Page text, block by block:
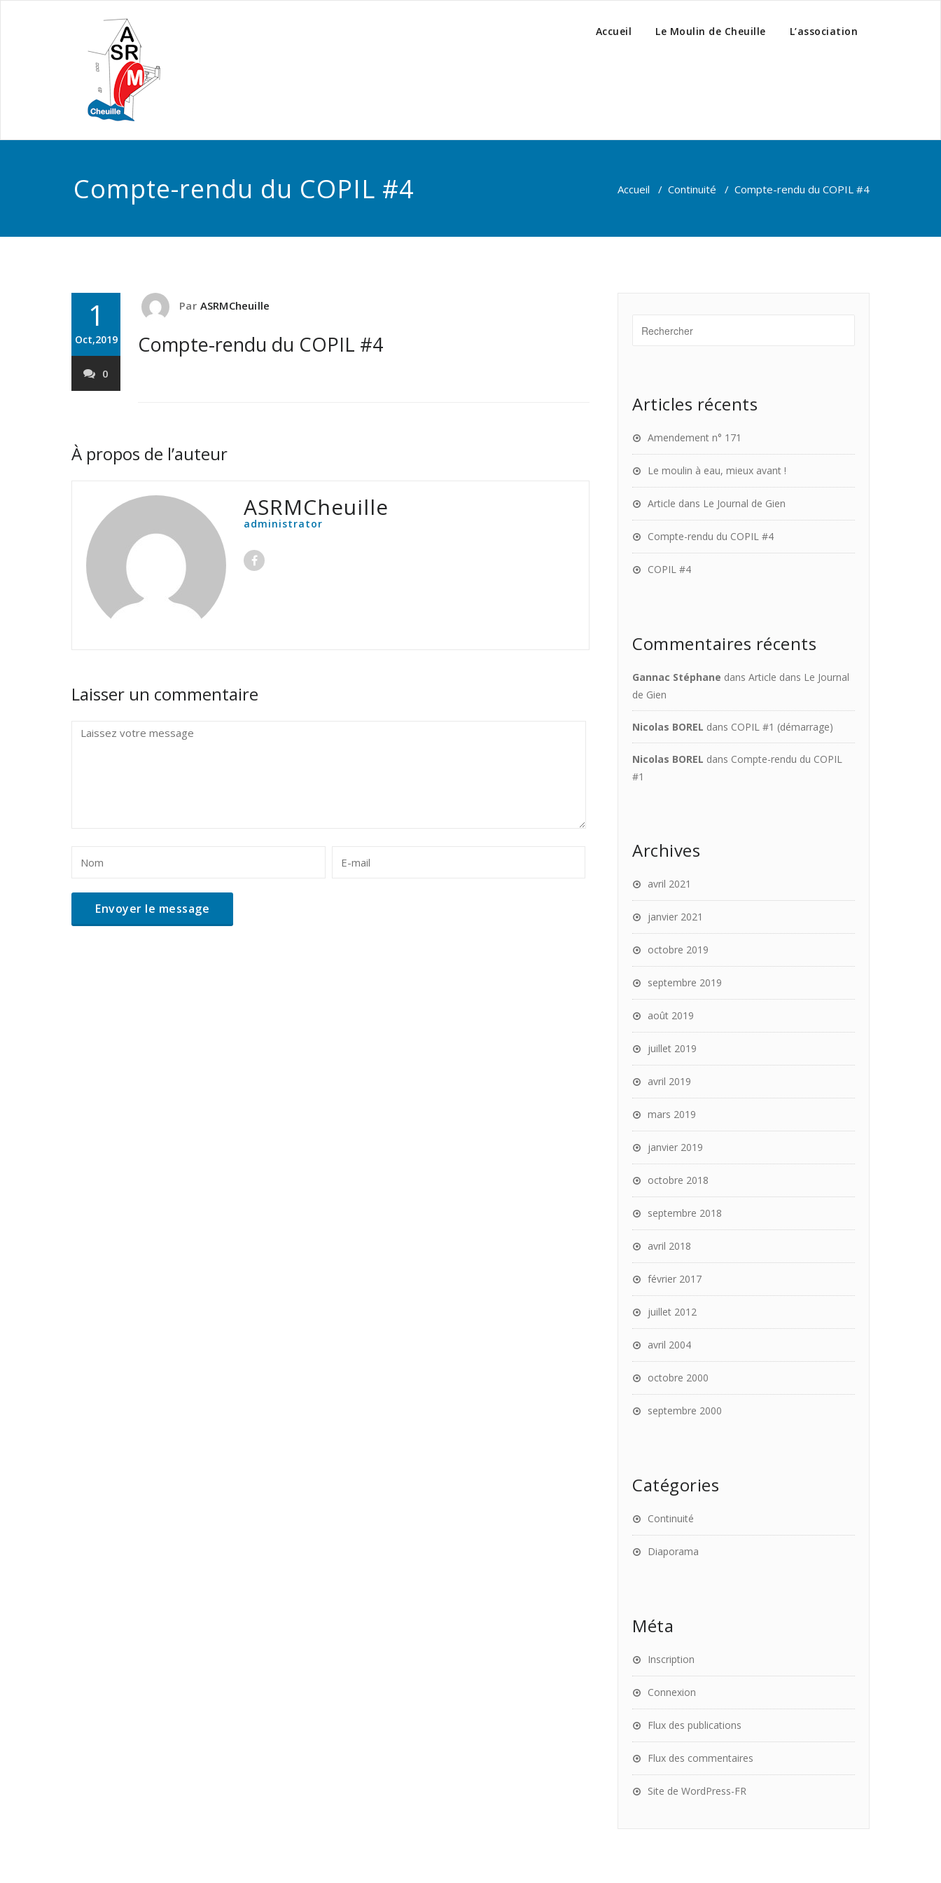
Accueil Le Moulin de Cheuille L’association
Compte-rendu du COPIL #4 Accueil / Continuité / Compte-rendu du COPIL #4
1
Oct,2019
0
Par ASRMCheuille
Compte-rendu du COPIL #4
À propos de l’auteur
ASRMCheuille
administrator
Laisser un commentaire
Articles récents
Amendement n° 171
Le moulin à eau, mieux avant !
Article dans Le Journal de Gien
Compte-rendu du COPIL #4
COPIL #4
Commentaires récents
Gannac Stéphane dans Article dans Le Journal
de Gien
Nicolas BOREL dans COPIL #1 (démarrage)
Nicolas BOREL dans Compte-rendu du COPIL
#1
Archives
avril 2021
janvier 2021
octobre 2019
septembre 2019
août 2019
juillet 2019
avril 2019
mars 2019
janvier 2019
octobre 2018
septembre 2018
avril 2018
février 2017
juillet 2012
avril 2004
octobre 2000
septembre 2000
Catégories
Continuité
Diaporama
Méta
Inscription
Connexion
Flux des publications
Flux des commentaires
Site de WordPress-FR